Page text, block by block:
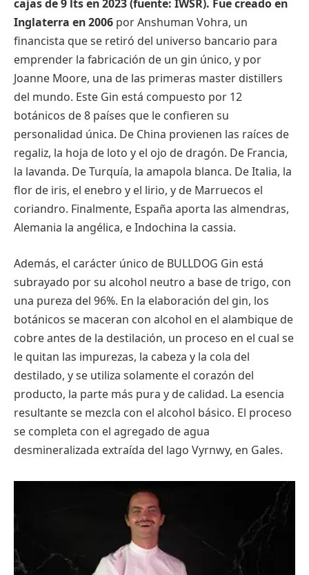
cajas de 9 lts en 2023 (fuente: IWSR). Fue creado en
Inglaterra en 2006 por Anshuman Vohra, un
financista que se retiró del universo bancario para
emprender la fabricación de un gin único, y por
Joanne Moore, una de las primeras master distillers
del mundo. Este Gin está compuesto por 12
botánicos de 8 países que le confieren su
personalidad única. De China provienen las raíces de
regaliz, la hoja de loto y el ojo de dragón. De Francia,
la lavanda. De Turquía, la amapola blanca. De Italia, la
flor de iris, el enebro y el lirio, y de Marruecos el
coriandro. Finalmente, España aporta las almendras,
Alemania la angélica, e Indochina la cassia.
Además, el carácter único de BULLDOG Gin está
subrayado por su alcohol neutro a base de trigo, con
una pureza del 96%. En la elaboración del gin, los
botánicos se maceran con alcohol en el alambique de
cobre antes de la destilación, un proceso en el cual se
le quitan las impurezas, la cabeza y la cola del
destilado, y se utiliza solamente el corazón del
producto, la parte más pura y de calidad. La esencia
resultante se mezcla con el alcohol básico. El proceso
se completa con el agregado de agua
desmineralizada extraída del lago Vyrnwy, en Gales.